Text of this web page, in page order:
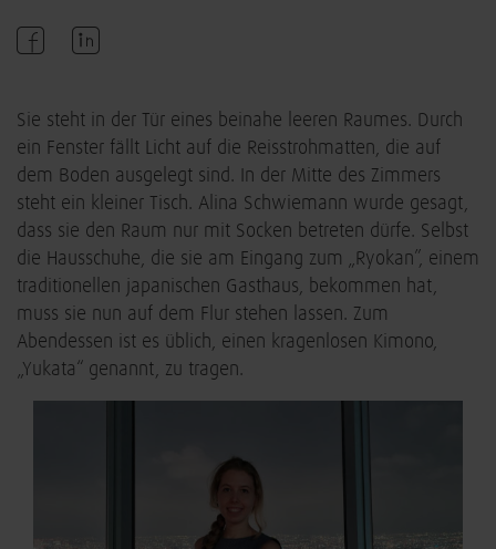
Sie steht in der Tür eines beinahe leeren Raumes. Durch
ein Fenster fällt Licht auf die Reisstrohmatten, die auf
dem Boden ausgelegt sind. In der Mitte des Zimmers
steht ein kleiner Tisch. Alina Schwiemann wurde gesagt,
dass sie den Raum nur mit Socken betreten dürfe. Selbst
die Hausschuhe, die sie am Eingang zum „Ryokan”, einem
traditionellen japanischen Gasthaus, bekommen hat,
muss sie nun auf dem Flur stehen lassen. Zum
Abendessen ist es üblich, einen kragenlosen Kimono,
„Yukata“ genannt, zu tragen.